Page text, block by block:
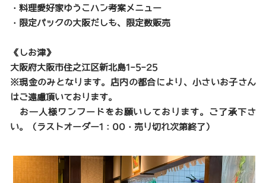
・料理愛好家ゆうこハン考案メニュー
・限定パックの大阪だしも、限定数販売
《しお津》
大阪府大阪市住之江区新北島1-5-25
※現金のみとなります。店内の都合により、小さいお子さん
はご遠慮頂いております。
お一人様ワンフードをお願いしております。ご了承下さ
い。（ラストオーダー1：00・売り切れ次第終了）